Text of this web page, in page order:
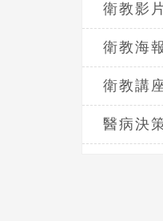
衛教影
衛教海報
衛教講
醫病決